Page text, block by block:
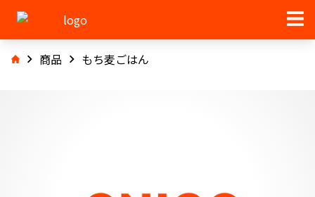
商品 もち麦ごはん